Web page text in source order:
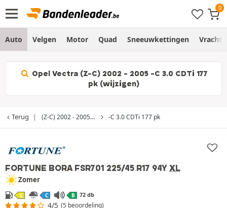
Auto Velgen Motor Quad Sneeuwkettingen
Opel Vectra (Z-C) 2002 - 2005 -C 3.0 CDTi 177
pk (wijzigen)
Terug (Z-C) 2002 - 2005... -C 3.0 CDTi 177 pk
FORTUNE BORA FSR701 225/45 R17 94Y XL
Zomer
C C B 72 db
4/5 (5 beoordeling)